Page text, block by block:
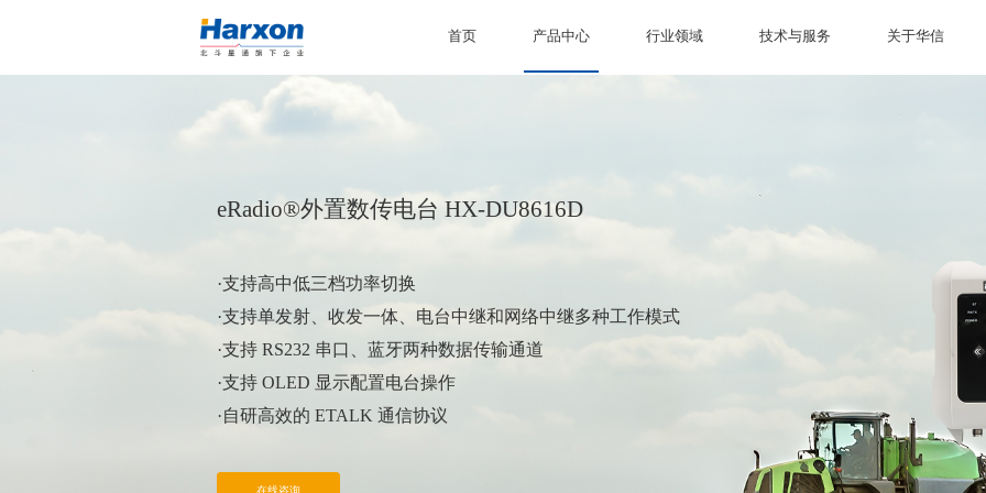
首页 产品中心 行业领域 技术与服务 关于华信
eRadio®外置数传电台 HX-DU8616D
·支持高中低三档功率切换
·支持单发射、收发一体、电台中继和网络中继多种工作模式
·支持 RS232 串口、蓝牙两种数据传输通道
·支持 OLED 显示配置电台操作
·自研高效的 ETALK 通信协议
在线咨询